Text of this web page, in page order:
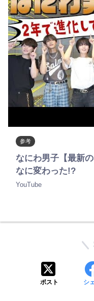
参考
なにわ男子【最新
なに変わった!?
YouTube
ポスト シ